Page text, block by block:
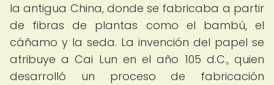
la antigua China, donde se fabricaba a partir
de fibras de plantas como el bambú, el
cáñamo y la seda. La invención del papel se
atribuye a Cai Lun en el año 105 d.C., quien
desarrolló un proceso de fabricación